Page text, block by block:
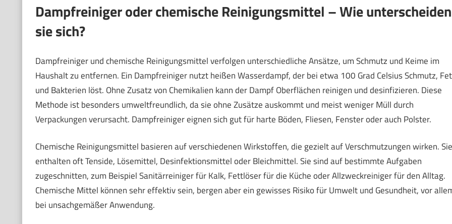
Dampfreiniger oder chemische Reinigungsmittel – Wie unterscheiden
sie sich?
Dampfreiniger und chemische Reinigungsmittel verfolgen unterschiedliche Ansätze, um Schmutz und Keime im
Haushalt zu entfernen. Ein Dampfreiniger nutzt heißen Wasserdampf, der bei etwa 100 Grad Celsius Schmutz,
und Bakterien löst. Ohne Zusatz von Chemikalien kann der Dampf Oberflächen reinigen und desinfizieren. Diese
Methode ist besonders umweltfreundlich, da sie ohne Zusätze auskommt und meist weniger Müll durch
Verpackungen verursacht. Dampfreiniger eignen sich gut für harte Böden, Fliesen, Fenster oder auch Polster.
Chemische Reinigungsmittel basieren auf verschiedenen Wirkstoffen, die gezielt auf Verschmutzungen wirken. Sie
enthalten oft Tenside, Lösemittel, Desinfektionsmittel oder Bleichmittel. Sie sind auf bestimmte Aufgaben
zugeschnitten, zum Beispiel Sanitärreiniger für Kalk, Fettlöser für die Küche oder Allzweckreiniger für den Alltag.
Chemische Mittel können sehr effektiv sein, bergen aber ein gewisses Risiko für Umwelt und Gesundheit, vor
bei unsachgemäßer Anwendung.